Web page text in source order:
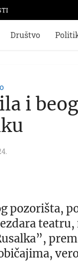
Društvo
i
pozorišta,
teatru,